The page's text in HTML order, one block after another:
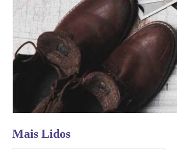
Mais Lidos